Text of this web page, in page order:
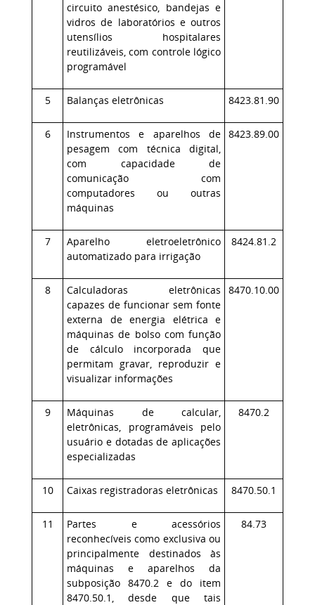
circuito anestésico, bandejas e
vidros de laboratórios e outros
utensílios hospitalares
reutilizáveis, com controle lógico
programável
5 Balanças eletrônicas 8423.81.90
6
Instrumentos e aparelhos de
pesagem com técnica digital,
com capacidade de
comunicação com
computadores ou outras
máquinas
8423.89.00
7
Aparelho eletroeletrônico
automatizado para irrigação
8424.81.2
8
Calculadoras eletrônicas
capazes de funcionar sem fonte
externa de energia elétrica e
máquinas de bolso com função
de cálculo incorporada que
permitam gravar, reproduzir e
visualizar informações
8470.10.00
9
Máquinas de calcular,
eletrônicas, programáveis pelo
usuário e dotadas de aplicações
especializadas
8470.2
10 Caixas registradoras eletrônicas 8470.50.1
11
Partes e acessórios
reconhecíveis como exclusiva ou
principalmente destinados às
máquinas e aparelhos da
subposição 8470.2 e do item
8470.50.1, desde que tais
84.73